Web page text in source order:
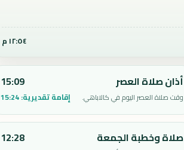
١٢:٥٤ م
أذان صلاة العصر
وقت صلاة العصر اليوم في كالاباهي.
15:09
إقامة تقديرية:15:24
صلاة وخطبة الجمعة 12:28